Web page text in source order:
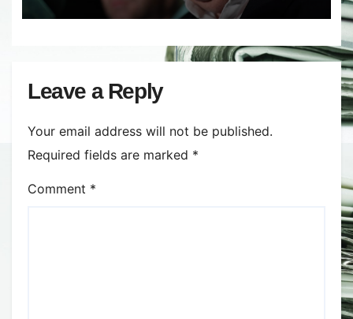
Leave a Reply
Your email address will not be published.
Required fields are marked *
Comment *